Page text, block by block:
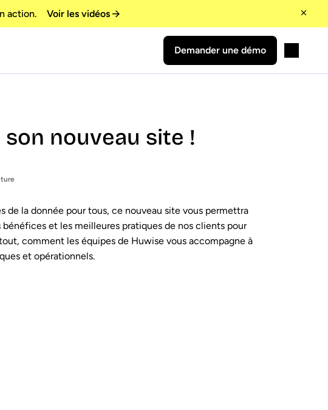
action. Voir les vidéos
Demander une démo
nouveau site !
la donnée pour tous, ce nouveau site vous permettra
bénéfices et les meilleures pratiques de nos clients pour
comment les équipes de Huwise vous accompagne à
et opérationnels.